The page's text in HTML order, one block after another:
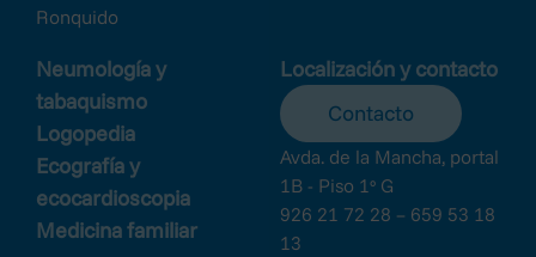
Ronquido
Neumología y
tabaquismo
Logopedia
Ecografía y
ecocardioscopia
Medicina familiar
Localización y contacto
Contacto
Avda. de la Mancha, portal
1B - Piso 1º G
926 21 72 28 – 659 53 18
13